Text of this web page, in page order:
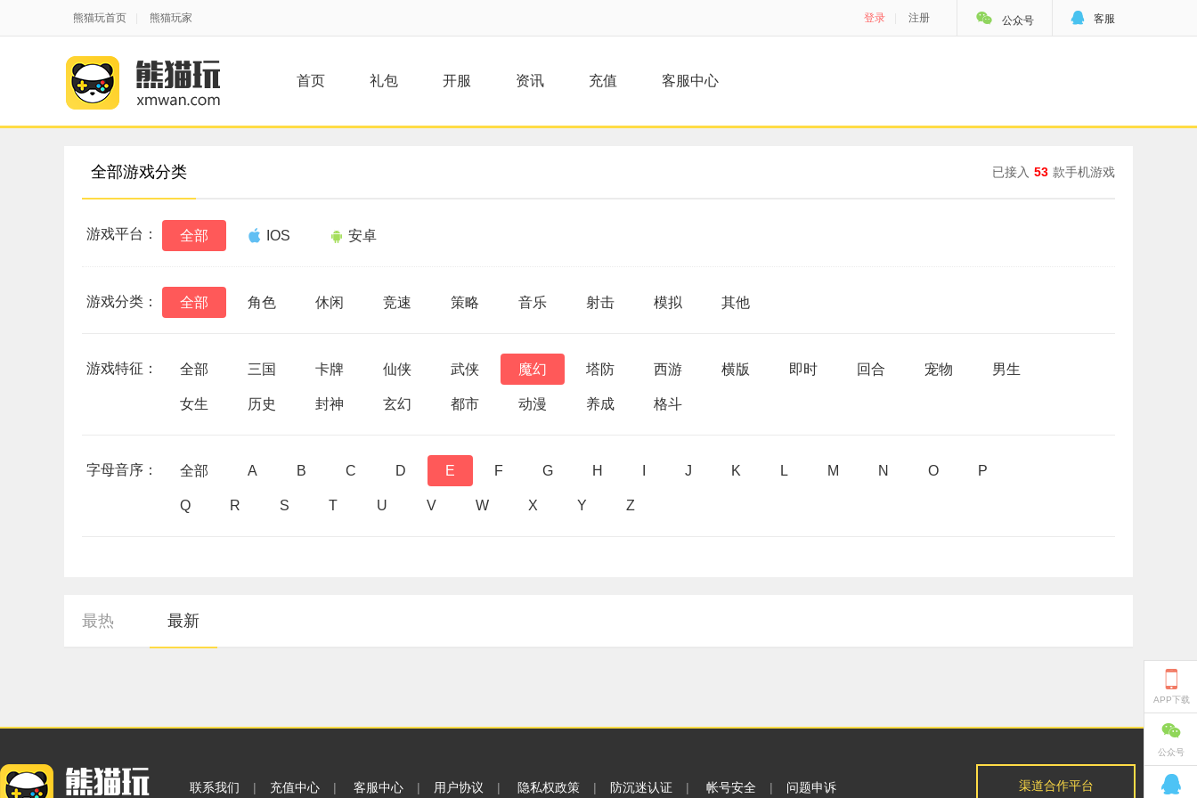
熊猫玩首页 熊猫玩家 登录 注册  公众号  客服
首页 礼包 开服 资讯 充值 客服中心
全部游戏分类 已接入 53 款手机游戏
游戏平台： 全部 IOS 安卓
游戏分类： 全部 角色 休闲 竞速 策略 音乐 射击 模拟 其他
游戏特征： 全部 三国 卡牌 仙侠 武侠 魔幻 塔防 西游 横版 即时 回合 宠物 男生
女生 历史 封神 玄幻 都市 动漫 养成 格斗
字母音序： 全部 A B C D E F G H J K L M N O P
Q R S T U V W X Y Z
最热 最新
联系我们 | 充值中心 | 客服中心 | 用户协议 | 隐私权政策 | 防沉迷认证 | 帐号安全 | 问题申诉 渠道合作平台

APP下载

公众号
